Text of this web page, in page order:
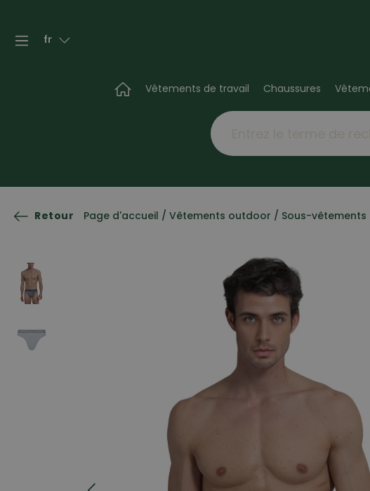
fr
Vêtements de travail Chaussures
Retour Page d'accueil / Vêtements outdoor / Sous-vêtements